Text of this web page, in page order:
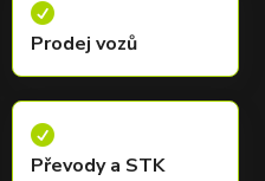

Prodej vozů

Převody a STK